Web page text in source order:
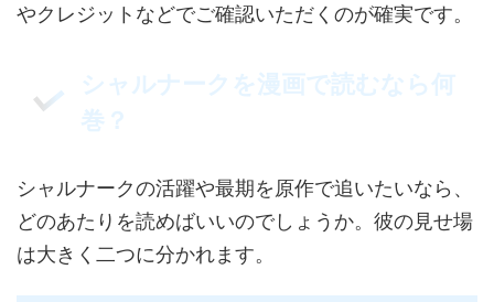
やクレジットなどでご確認いただくのが確実です。
シャルナークを漫画で読むなら何
巻？
シャルナークの活躍や最期を原作で追いたいなら、
どのあたりを読めばいいのでしょうか。彼の見せ場
は大きく二つに分かれます。